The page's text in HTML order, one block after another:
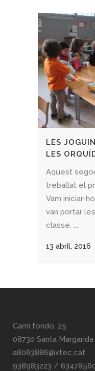
LES
LES
Aquest
treballat el
Vam iniciar-
van portar
classe. ...
13 abril, 2016
Camí fondo, 25
08730 Santa
a8063886@xtec.cat
938983223 /